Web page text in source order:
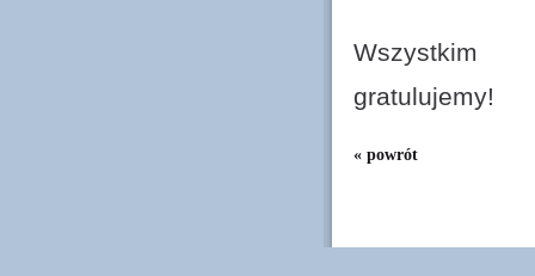
Wszystkim
gratulujemy!
« powrót